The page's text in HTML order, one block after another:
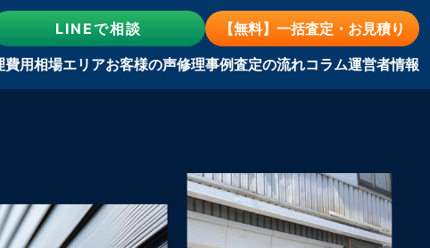
LINEで相談
【無料】一括査定・お見積り
費用相場エリアお客様の声修理事例査定の流れコラム運営者情報